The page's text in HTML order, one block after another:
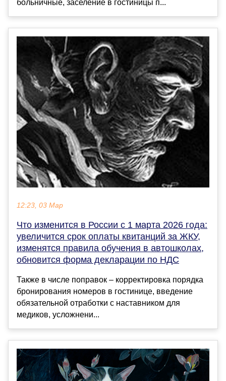
больничные, заселение в гостиницы п...
12:23, 03 Мар
Что изменится в России с 1 марта 2026 года:
увеличится срок оплаты квитанций за ЖКУ,
изменятся правила обучения в автошколах,
обновится форма декларации по НДС
Также в числе поправок – корректировка порядка
бронирования номеров в гостинице, введение
обязательной отработки с наставником для
медиков, усложнени...